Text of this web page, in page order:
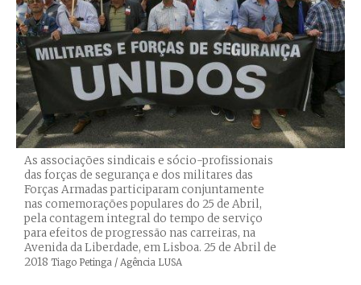
As associações sindicais e sócio-profissionais
das forças de segurança e dos militares das
Forças Armadas participaram conjuntamente
nas comemorações populares do 25 de Abril,
pela contagem integral do tempo de serviço
para efeitos de progressão nas carreiras, na
Avenida da Liberdade, em Lisboa. 25 de Abril de
2018 Créditos
Tiago Petinga / Agência LUSA